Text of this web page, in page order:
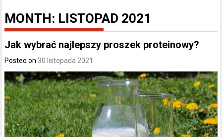
MONTH: LISTOPAD 2021
Jak wybrać najlepszy proszek proteinowy?
Posted on 30 listopada 2021